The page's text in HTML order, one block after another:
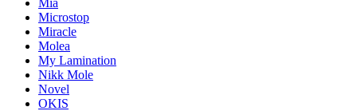
Mia
Microstop
Miracle
Molea
My Lamination
Nikk Mole
Novel
OKIS